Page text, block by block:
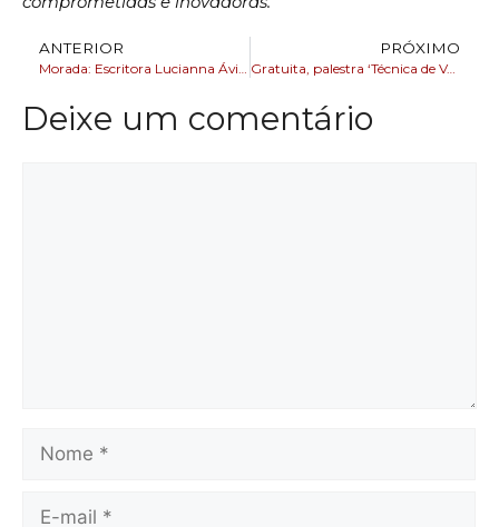
ANTERIOR
Morada: Escritora Lucianna Ávila anuncia novo livro sobre Mouraria em live
PRÓXIMO
Gratuita, palestra ‘Técnica de Vendas’ é voltada para profissionais do varejo
Deixe um comentário